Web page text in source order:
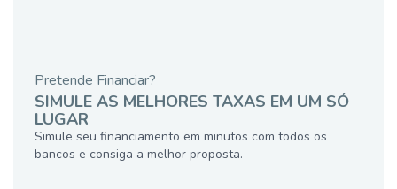
Pretende Financiar?
SIMULE AS MELHORES TAXAS EM UM SÓ
LUGAR
Simule seu financiamento em minutos com todos os
bancos e consiga a melhor proposta.